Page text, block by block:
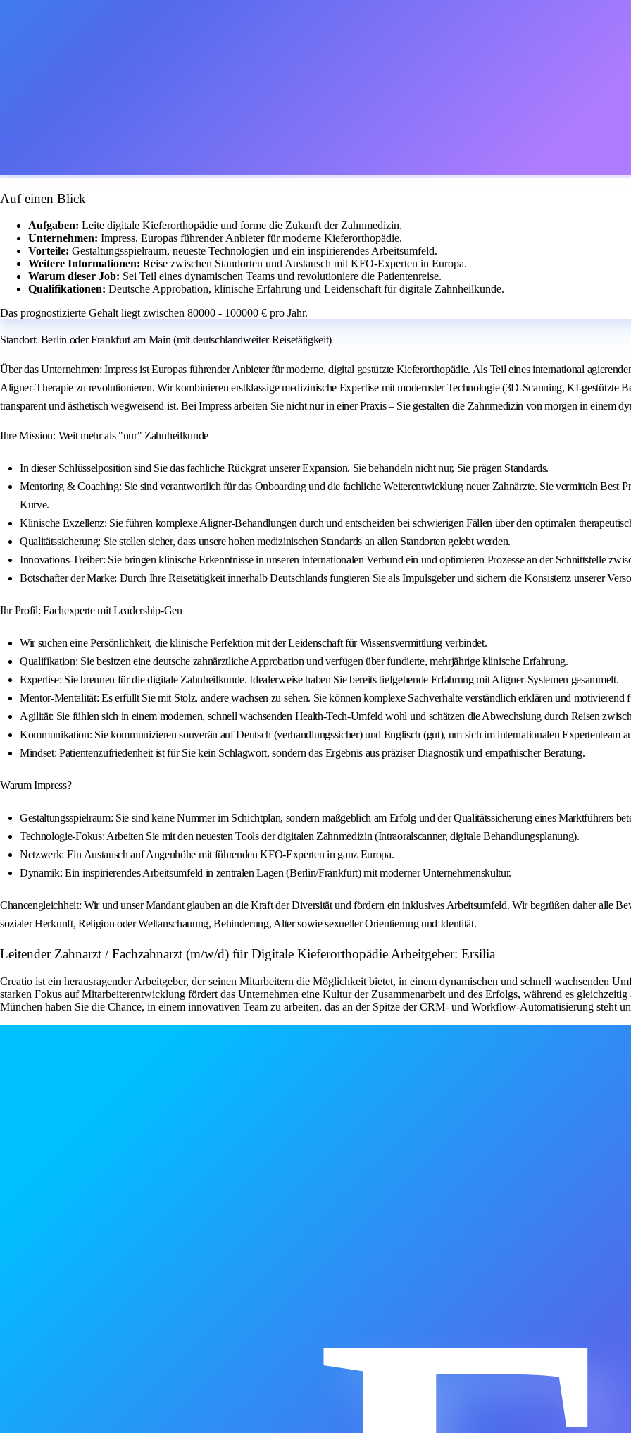
Auf einen Blick
Aufgaben: Leite digitale Kieferorthopädie und forme die Zukunft der Zahnmedizin.
Unternehmen: Impress, Europas führender Anbieter für moderne Kieferorthopädie.
Vorteile: Gestaltungsspielraum, neueste Technologien und ein inspirierendes Arbeitsumfeld.
Weitere Informationen: Reise zwischen Standorten und Austausch mit KFO-Experten in Europa.
Warum dieser Job: Sei Teil eines dynamischen Teams und revolutioniere die Patientenreise.
Qualifikationen: Deutsche Approbation, klinische Erfahrung und Leidenschaft für digitale Zahnheilkunde.
Das prognostizierte Gehalt liegt zwischen 80000 - 100000 € pro Jahr.
Standort: Berlin oder Frankfurt am Main (mit deutschlandweiter Reisetätigkeit)
Über das Unternehmen: Impress ist Europas führender Anbieter für moderne, digital gestützte Kieferorthopädie. Als Teil eines international
Aligner‑Therapie zu revolutionieren. Wir kombinieren erstklassige medizinische Expertise mit modernster Technologie (3D‑Scanning, KI‑gestützte
transparent und ästhetisch wegweisend ist. Bei Impress arbeiten Sie nicht nur in einer Praxis – Sie gestalten die Zahnmedizin von morgen in einem
Ihre Mission: Weit mehr als "nur" Zahnheilkunde
In dieser Schlüsselposition sind Sie das fachliche Rückgrat unserer Expansion. Sie behandeln nicht nur, Sie prägen Standards.
Mentoring & Coaching: Sie sind verantwortlich für das Onboarding und die fachliche Weiterentwicklung neuer Zahnärzte. Sie vermitteln Best
Kurve.
Klinische Exzellenz: Sie führen komplexe Aligner‑Behandlungen durch und entscheiden bei schwierigen Fällen über den optimalen
Qualitätssicherung: Sie stellen sicher, dass unsere hohen medizinischen Standards an allen Standorten gelebt werden.
Innovations‑Treiber: Sie bringen klinische Erkenntnisse in unseren internationalen Verbund ein und optimieren Prozesse an der Schnittstelle
Botschafter der Marke: Durch Ihre Reisetätigkeit innerhalb Deutschlands fungieren Sie als Impulsgeber und sichern die Konsistenz unserer
Ihr Profil: Fachexperte mit Leadership‑Gen
Wir suchen eine Persönlichkeit, die klinische Perfektion mit der Leidenschaft für Wissensvermittlung verbindet.
Qualifikation: Sie besitzen eine deutsche zahnärztliche Approbation und verfügen über fundierte, mehrjährige klinische Erfahrung.
Expertise: Sie brennen für die digitale Zahnheilkunde. Idealerweise haben Sie bereits tiefgehende Erfahrung mit Aligner‑Systemen gesammelt.
Mentor‑Mentalität: Es erfüllt Sie mit Stolz, andere wachsen zu sehen. Sie können komplexe Sachverhalte verständlich erklären und motivierend
Agilität: Sie fühlen sich in einem modernen, schnell wachsenden Health-Tech‑Umfeld wohl und schätzen die Abwechslung durch Reisen
Kommunikation: Sie kommunizieren souverän auf Deutsch (verhandlungssicher) und Englisch (gut), um sich im internationalen Expertenteam
Mindset: Patientenzufriedenheit ist für Sie kein Schlagwort, sondern das Ergebnis aus präziser Diagnostik und empathischer Beratung.
Warum Impress?
Gestaltungsspielraum: Sie sind keine Nummer im Schichtplan, sondern maßgeblich am Erfolg und der Qualitätssicherung eines Marktführers
Technologie‑Fokus: Arbeiten Sie mit den neuesten Tools der digitalen Zahnmedizin (Intraoralscanner, digitale Behandlungsplanung).
Netzwerk: Ein Austausch auf Augenhöhe mit führenden KFO‑Experten in ganz Europa.
Dynamik: Ein inspirierendes Arbeitsumfeld in zentralen Lagen (Berlin/Frankfurt) mit moderner Unternehmenskultur.
Chancengleichheit: Wir und unser Mandant glauben an die Kraft der Diversität und fördern ein inklusives Arbeitsumfeld. Wir begrüßen daher alle
sozialer Herkunft, Religion oder Weltanschauung, Behinderung, Alter sowie sexueller Orientierung und Identität.
Leitender Zahnarzt / Fachzahnarzt (m/w/d) für Digitale Kieferorthopädie Arbeitgeber: Ersilia
Creatio ist ein herausragender Arbeitgeber, der seinen Mitarbeitern die Möglichkeit bietet, in einem dynamischen und schnell wachsenden
starken Fokus auf Mitarbeiterentwicklung fördert das Unternehmen eine Kultur der Zusammenarbeit und des Erfolgs, während es
München haben Sie die Chance, in einem innovativen Team zu arbeiten, das an der Spitze der CRM- und Workflow-Automatisierung steht